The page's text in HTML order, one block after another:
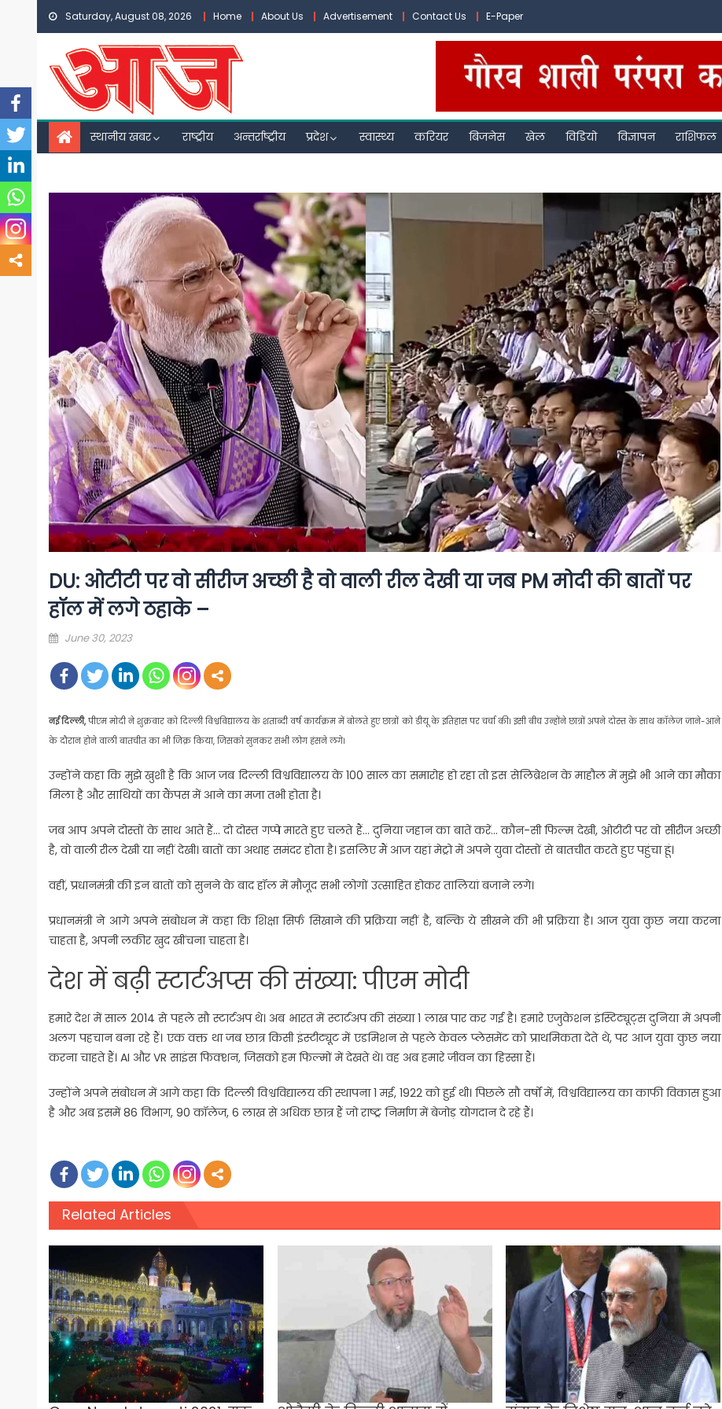
Skip
content
Saturday, August 08, 2026 Home About Us Advertisement Contact Us E-Paper
स्थानीय खबर राष्ट्रीय अन्तर्राष्ट्रीय प्रदेश स्वास्थ्य करियर बिजनेस खेल विडियो विज्ञापन राशिफल
DU: ओटीटी पर वो सीरीज अच्छी है वो वाली रील देखी या जब PM मोदी की बातों पर
हॉल में लगे ठहाके –
Posted
June 30, 2023
नई दिल्ली,पीएम मोदी ने शुक्रवार को दिल्ली विश्वविद्यालय के शताब्दी वर्ष कार्यक्रम में बोलते हुए छात्रों को डीयू के इतिहास पर चर्चा की। इसी बीच उन्होंने छात्रों अपने दोस्त के साथ कॉलेज जाने-आने
के दौरान होने वाली बातचीत का भी जिक्र किया, जिसको सुनकर सभी लोग हंसने लगे।
उन्होंने कहा कि मुझे खुशी है कि आज जब दिल्ली विश्वविद्यालय के 100 साल का समारोह हो रहा तो इस सेलिब्रेशन के माहौल में मुझे भी आने का मौका
मिला है और साथियों का कैंपस में आने का मजा तभी होता है।
जब आप अपने दोस्तों के साथ आते हैं… दो दोस्त गप्पे मारते हुए चलते हैं… दुनिया जहान का बातें करें… कौन-सी फिल्म देखी, ओटीटी पर वो सीरीज अच्छी
है, वो वाली रील देखी या नहीं देखी। बातों का अथाह समंदर होता है। इसलिए मैं आज यहां मेट्रो में अपने युवा दोस्तों से बातचीत करते हुए पहुंचा हूं।
वहीं, प्रधानमंत्री की इन बातों को सुनने के बाद हॉल में मौजूद सभी लोगों उत्साहित होकर तालियां बजाने लगे।
प्रधानमंत्री ने आगे अपने संबोधन में कहा कि शिक्षा सिर्फ सिखाने की प्रक्रिया नहीं है, बल्कि ये सीखने की भी प्रक्रिया है। आज युवा कुछ नया करना
चाहता है, अपनी लकीर खुद खींचना चाहता है।
देश में बढ़ी स्टार्टअप्स की संख्या: पीएम मोदी
हमारे देश में साल 2014 से पहले सौ स्‍टार्टअप थे। अब भारत में स्टार्टअप की संख्या 1 लाख पार कर गई है। हमारे एजुकेशन इंस्टिट्यूट्स दुनिया में अपनी
अलग पहचान बना रहे हैं। एक वक्त था जब छात्र किसी इंस्टीट्यूट में एडमिशन से पहले केवल प्‍लेसमेंट को प्राथमिकता देते थे, पर आज युवा कुछ नया
करना चाहते हैं। AI और VR साइंस फिक्‍शन, जिसको हम फिल्मों में देखते थे। वह अब हमारे जीवन का हिस्सा हैं।
उन्होंने अपने संबोधन में आगे कहा कि दिल्ली विश्वविद्यालय की स्थापना 1 मई, 1922 को हुई थी। पिछले सौ वर्षों में, विश्वविद्यालय का काफी विकास हुआ
है और अब इसमें 86 विभाग, 90 कॉलेज, 6 लाख से अधिक छात्र हैं जो राष्ट्र निर्माण में बेजोड़ योगदान दे रहे हैं।
Related Articles